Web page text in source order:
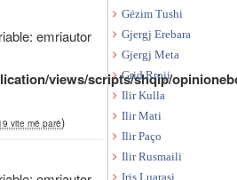
emriautor
views/scripts/shqip/
vite më parë)
Gëzim Tushi
Gjergj Erebara
Gjergj Meta
Grid Rroji
Ilir Kulla
Ilir Mati
Ilir Paço
Ilir Rusmaili
Iris Luarasi